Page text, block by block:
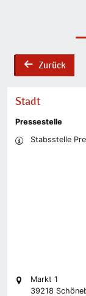
backZurück
Stadt
Pressestelle
Stabsstelle
Markt 1
39218